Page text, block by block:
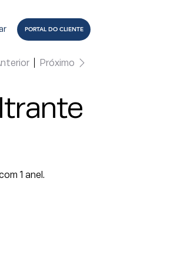
PORTAL DO CLIENTE
Próximo
1 anel.